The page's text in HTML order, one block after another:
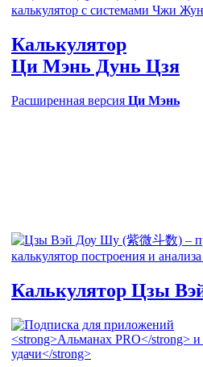
Калькулятор
Ци Мэнь Дунь Цзя
Расширенная версия Ци Мэнь
Калькулятор Цзы